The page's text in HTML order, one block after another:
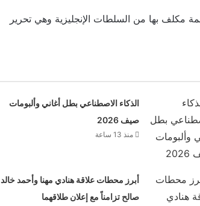
مكلف بها من السلطات الإنجليزية وهي تحرير
الذكاء الاصطناعي بطل أغاني وألبومات
صيف 2026
منذ 13 ساعة
أبرز محطات علاقة هنادي مهنا وأحمد خالد
صالح تزامناً مع إعلان طلاقهما